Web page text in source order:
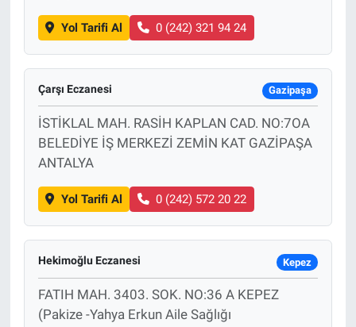
Yol Tarifi Al 0 (242) 321 94 24
Çarşı Eczanesi Gazipaşa
İSTİKLAL MAH. RASİH KAPLAN CAD. NO:7OA
BELEDİYE İŞ MERKEZİ ZEMİN KAT GAZİPAŞA
ANTALYA
Yol Tarifi Al 0 (242) 572 20 22
Hekimoğlu Eczanesi Kepez
FATIH MAH. 3403. SOK. NO:36 A KEPEZ
(Pakize -Yahya Erkun Aile Sağlığı